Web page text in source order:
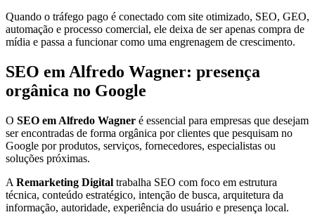
Quando o tráfego pago é conectado com site otimizado, SEO, GEO,
automação e processo comercial, ele deixa de ser apenas compra de
mídia e passa a funcionar como uma engrenagem de crescimento.
SEO em Alfredo Wagner: presença
orgânica no Google
O SEO em Alfredo Wagner é essencial para empresas que desejam
ser encontradas de forma orgânica por clientes que pesquisam no
Google por produtos, serviços, fornecedores, especialistas ou
soluções próximas.
A Remarketing Digital trabalha SEO com foco em estrutura
técnica, conteúdo estratégico, intenção de busca, arquitetura da
informação, autoridade, experiência do usuário e presença local.